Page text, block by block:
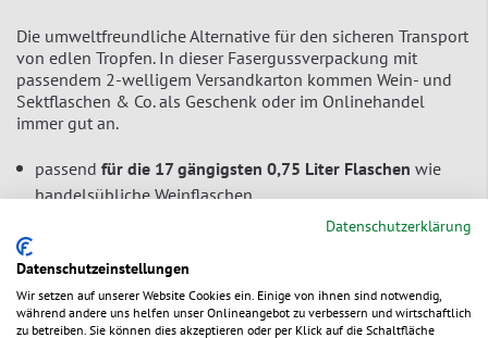
Die umweltfreundliche Alternative für den sicheren Transport
von edlen Tropfen. In dieser Fasergussverpackung mit
passendem 2-welligem Versandkarton kommen Wein- und
Sektflaschen & Co. als Geschenk oder im Onlinehandel
immer gut an.
passend für die 17 gängigsten 0,75 Liter Flaschen wie
handelsübliche Weinflaschen
wirkt schützend und
geprüft durch das ÖIV(Österreichisches Institut für
Verpackungswesen) –erfüllt die Anforderungenim
Datenschutzerklärung
Datenschutzeinstellungen
Wir setzen auf unserer Website Cookies ein. Einige von ihnen sind notwendig,
während andere uns helfen unser Onlineangebot zu verbessern und wirtschaftlich
zu betreiben. Sie können dies akzeptieren oder per Klick auf die Schaltfläche